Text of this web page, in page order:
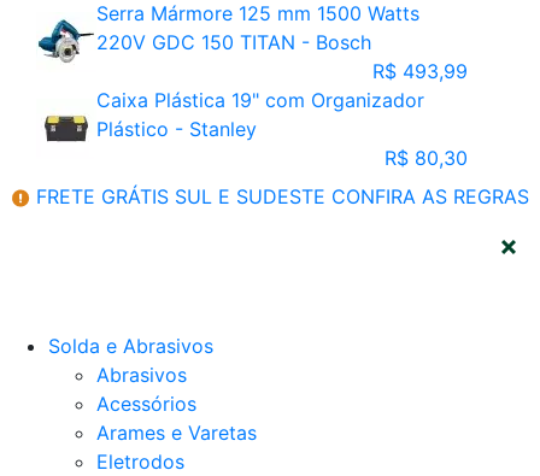
Serra Mármore 125 mm 1500 Watts
220V GDC 150 TITAN - Bosch
R$ 493,99
Caixa Plástica 19" com Organizador
Plástico - Stanley
R$ 80,30
FRETE GRÁTIS SUL E SUDESTE CONFIRA AS REGRAS
Solda e Abrasivos
Abrasivos
Acessórios
Arames e Varetas
Eletrodos